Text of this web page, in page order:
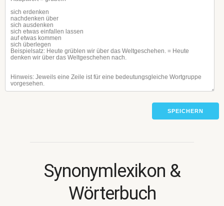
SPEICHERN
Synonymlexikon &
Wörterbuch